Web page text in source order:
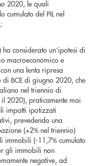
2020, le quali
cumulato del PIL nel
ha considerato un’ipotesi di
macroeconomico e
una lenta ripresa
di BCE di giugno 2020, che
nel triennio di
2020), praticamente mai
impatti ipotizzati
prevedendo una
(+2% nel triennio)
immobili (-11,7% cumulato
gli immobili non
negative, ad